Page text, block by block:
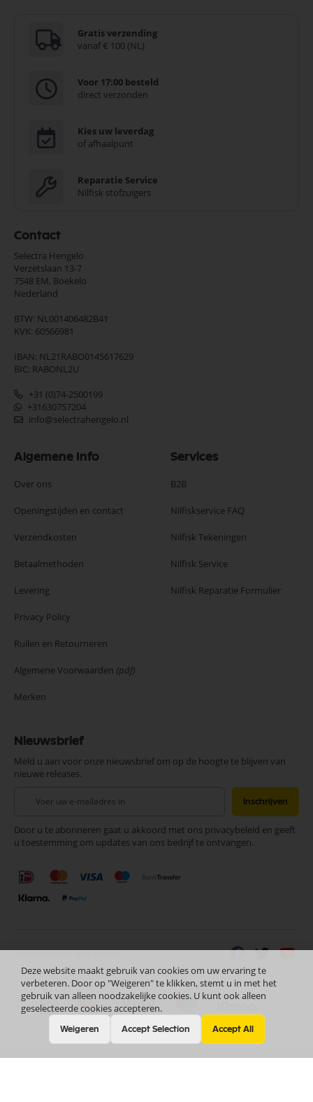
Gratis verzending
vanaf € 100 (NL)
Voor 17:00 besteld
direct verzonden
Kies uw leverdag
of afhaalpunt
Reparatie Service
Nilfisk stofzuigers
Contact
Selectra Hengelo
Verzetslaan 13-7
7548 EM, Boekelo
Nederland
BTW: NL001406482B41
KVK: 60566981
IBAN: NL21RABO0145617629
BIC: RABONL2U
+31 (0)74-2500199
+31630757204
info@selectrahengelo.nl
Algemene Info
Over ons
Openingstijden en contact
Verzendkosten
Betaalmethoden
Levering
Privacy Policy
Ruilen en Retourneren
Algemene Voorwaarden (pdf)
Merken
Services
B2B
Nilfiskservice FAQ
Nilfisk Tekeningen
Nilfisk Service
Nilfisk Reparatie Formulier
Nieuwsbrief
Meld u aan voor onze nieuwsbrief om op de hoogte te blijven van
nieuwe releases.
onze
nieuwsbrief
Inschrijven
Door u te abonneren gaat u akkoord met ons privacybeleid en geeft
u toestemming om updates van ons bedrijf te ontvangen.
Neem contact met ons op
Deze website maakt gebruik van cookies om uw ervaring te
verbeteren. Door op "Weigeren" te klikken, stemt u in met het
gebruik van alleen noodzakelijke cookies. U kunt ook alleen
geselecteerde cookies accepteren.
Weigeren Accept Selection Accept All